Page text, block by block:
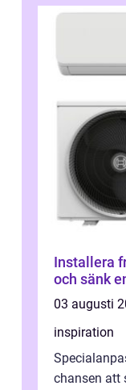
Installera
och sänk
03 augusti
inspiration
chansen att